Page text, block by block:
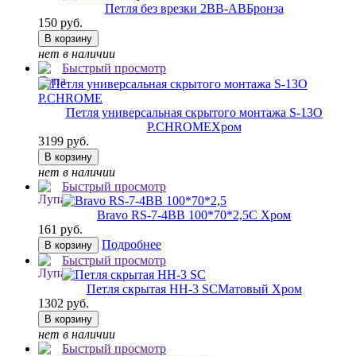
Петля без врезки 2BB-ABБронза
150 руб.
В корзину
нет в наличии
Быстрый просмотр
Петля универсальная скрытого монтажа S-13O
P.CHROMEХром
3199 руб.
В корзину
нет в наличии
Быстрый просмотр
Bravo RS-7-4BB 100*70*2,5C Хром
161 руб.
В корзину
Подробнее
Быстрый просмотр
Петля скрытая HH-3 SCМатовый Хром
1302 руб.
В корзину
нет в наличии
Быстрый просмотр